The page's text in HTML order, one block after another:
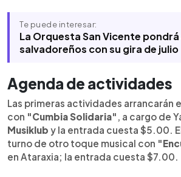
Te puede interesar:
La Orquesta San Vicente pondrá
salvadoreños con su gira de julio
Agenda de actividades
Las primeras actividades arrancarán
con "Cumbia Solidaria" , a cargo de
Musiklub y la entrada cuesta $5.00.
turno de otro toque musical con
en Ataraxia; la entrada cuesta $7.00.